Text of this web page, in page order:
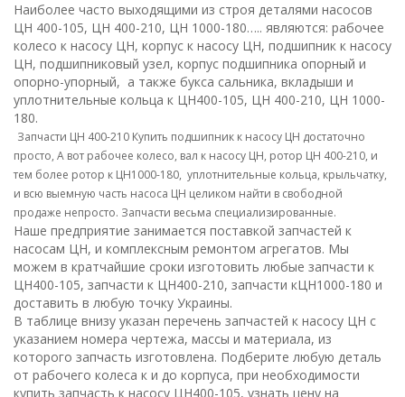
Наиболее часто выходящими из строя деталями насосов
ЦН 400-105, ЦН 400-210, ЦН 1000-180….. являются: рабочее
колесо к насосу ЦН, корпус к насосу ЦН, подшипник к насосу
ЦН, подшипниковый узел, корпус подшипника опорный и
опорно-упорный, а также букса сальника, вкладыши и
уплотнительные кольца к ЦН400-105, ЦН 400-210, ЦН 1000-
180.
Запчасти ЦН 400-210 Купить подшипник к насосу ЦН достаточно
просто, А вот рабочее колесо, вал к насосу ЦН, ротор ЦН 400-210, и
тем более ротор к ЦН1000-180, уплотнительные кольца, крыльчатку,
и всю выемную часть насоса ЦН целиком найти в свободной
продаже непросто. Запчасти весьма специализированные.
Наше предприятие занимается поставкой запчастей к
насосам ЦН, и комплексным ремонтом агрегатов. Мы
можем в кратчайшие сроки изготовить любые запчасти к
ЦН400-105, запчасти к ЦН400-210, запчасти кЦН1000-180 и
доставить в любую точку Украины.
В таблице внизу указан перечень запчастей к насосу ЦН с
указанием номера чертежа, массы и материала, из
которого запчасть изготовлена. Подберите любую деталь
от рабочего колеса к и до корпуса, при необходимости
купить запчасть к насосу ЦН400-105, узнать цену на